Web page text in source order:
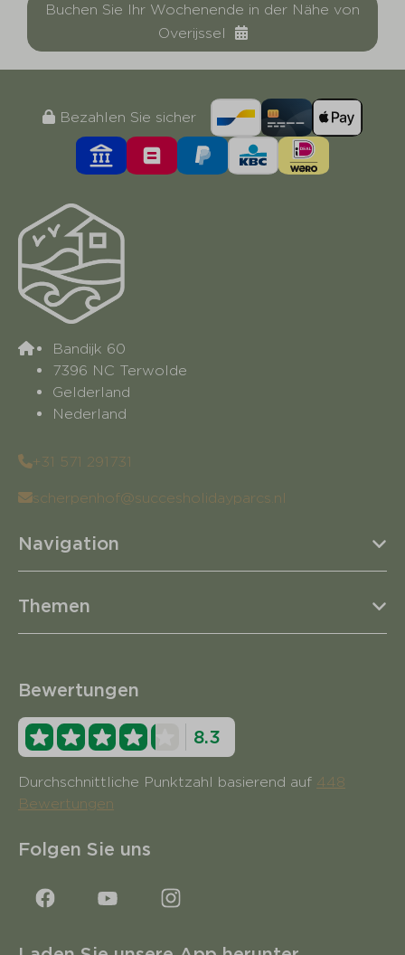
Buchen Sie Ihr Wochenende in der Nähe von
Overijssel
Bezahlen Sie sicher
Bandijk 60
7396 NC Terwolde
Gelderland
Nederland
+31 571 291731
scherpenhof@succesholidayparcs.nl
Navigation
Themen
Bewertungen
8.3
Durchschnittliche Punktzahl basierend auf 448
Bewertungen
Folgen Sie uns